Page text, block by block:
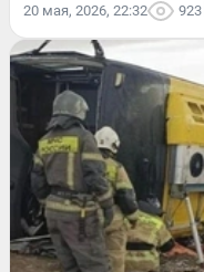
20 мая, 2026, 22:32 923